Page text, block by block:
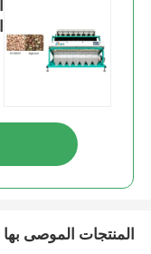
المنتجات الموصى بها